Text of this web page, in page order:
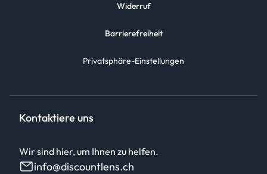
Widerruf
Barrierefreiheit
Privatsphäre-Einstellungen
Kontaktiere uns
Wir sind hier, um Ihnen zu helfen.
info@discountlens.ch